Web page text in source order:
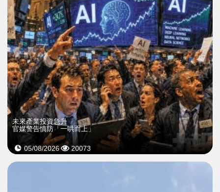
未來產業投資急升
官媒警告慎防「一哄而上」
05/08/2026 20073